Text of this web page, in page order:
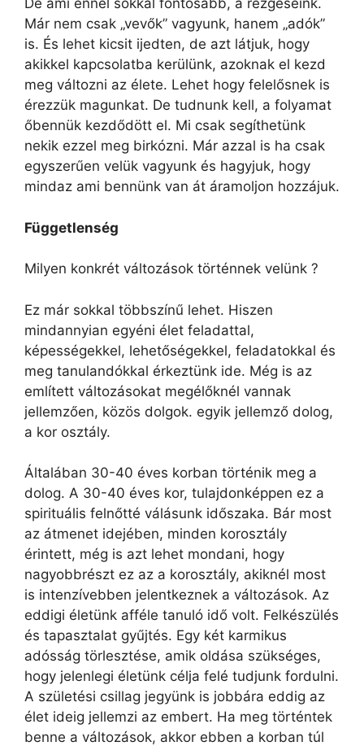
De ami ennél sokkal fontosabb, a rezgéseink.
Már nem csak „vevők” vagyunk, hanem „adók”
is. És lehet kicsit ijedten, de azt látjuk, hogy
akikkel kapcsolatba kerülünk, azoknak el kezd
meg változni az élete. Lehet hogy felelősnek is
érezzük magunkat. De tudnunk kell, a folyamat
őbennük kezdődött el. Mi csak segíthetünk
nekik ezzel meg birkózni. Már azzal is ha csak
egyszerűen velük vagyunk és hagyjuk, hogy
mindaz ami bennünk van át áramoljon hozzájuk.
Függetlenség
Milyen konkrét változások történnek velünk ?
Ez már sokkal többszínű lehet. Hiszen
mindannyian egyéni élet feladattal,
képességekkel, lehetőségekkel, feladatokkal és
meg tanulandókkal érkeztünk ide. Még is az
említett változásokat megélőknél vannak
jellemzően, közös dolgok. egyik jellemző dolog,
a kor osztály.
Általában 30-40 éves korban történik meg a
dolog. A 30-40 éves kor, tulajdonképpen ez a
spirituális felnőtté válásunk időszaka. Bár most
az átmenet idejében, minden korosztály
érintett, még is azt lehet mondani, hogy
nagyobbrészt ez az a korosztály, akiknél most
is intenzívebben jelentkeznek a változások. Az
eddigi életünk afféle tanuló idő volt. Felkészülés
és tapasztalat gyűjtés. Egy két karmikus
adósság törlesztése, amik oldása szükséges,
hogy jelenlegi életünk célja felé tudjunk fordulni.
A születési csillag jegyünk is jobbára eddig az
élet ideig jellemzi az embert. Ha meg történtek
benne a változások, akkor ebben a korban túl